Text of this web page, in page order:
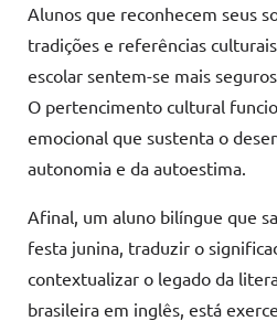
Alunos que reconhecem seus
tradições e referências
escolar sentem-se mais
O pertencimento cultural
emocional que sustenta o
autonomia e da autoestima.
Afinal, um aluno bilíngue que
festa junina, traduzir o
contextualizar o legado da
brasileira em inglês, está